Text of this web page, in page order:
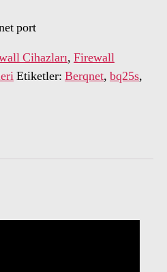
port
Cihazları, Firewall
Etiketler: Berqnet, bq25s,